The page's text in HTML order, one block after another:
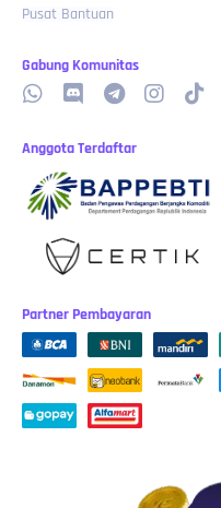
Pusat Bantuan
Gabung Komunitas
Anggota Terdaftar
Partner Pembayaran